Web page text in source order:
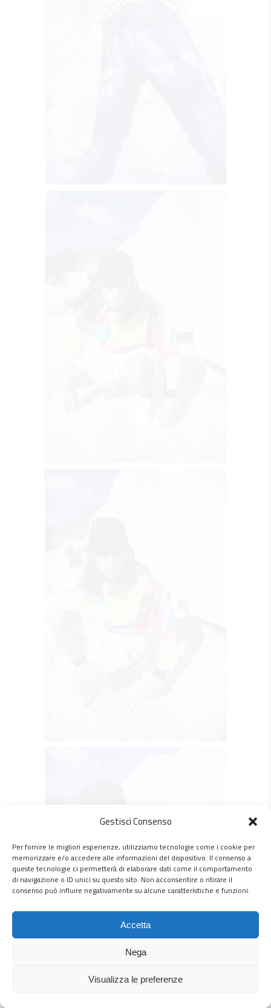
Gestisci Consenso
Per fornire le migliori esperienze, utilizziamo tecnologie come i cookie per
memorizzare e/o accedere alle informazioni del dispositivo. Il consenso a
queste tecnologie ci permetterà di elaborare dati come il comportamento
di navigazione o ID unici su questo sito. Non acconsentire o ritirare il
consenso può influire negativamente su alcune caratteristiche e funzioni.
Accetta
Nega
Visualizza le preferenze